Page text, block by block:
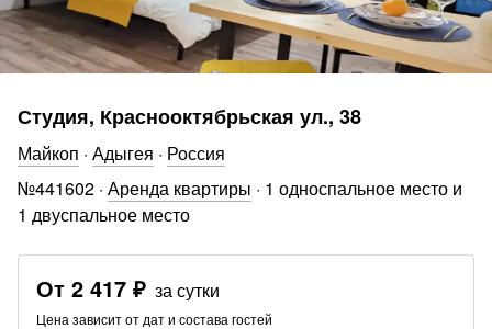
Студия, Краснооктябрьская ул., 38
Майкоп · Адыгея · Россия
№441602 · Аренда квартиры · 1 односпальное место и
1 двуспальное место
От 2 417 ₽ за сутки
Цена зависит от дат и состава гостей